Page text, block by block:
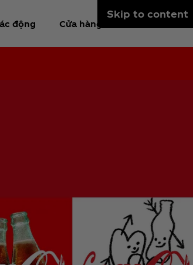
Skip to content
động Cửa hàng